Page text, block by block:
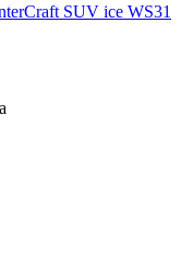
SUV ice WS31